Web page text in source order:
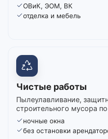
ОВиК, ЭОМ, ВК
отделка и мебель
Чистые работы
Пылеулавливание,
строительного мусора
ночные окна
без остановки